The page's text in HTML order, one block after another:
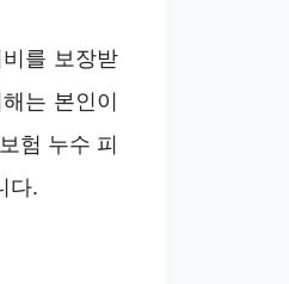
를 보장받
는 본인이
험 누수 피
다.